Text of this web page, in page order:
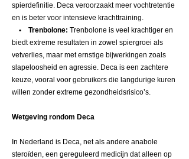
spierdefinitie. Deca veroorzaakt meer vochtretentie
en is beter voor intensieve krachttraining.
• Trenbolone: Trenbolone is veel krachtiger en
biedt extreme resultaten in zowel spiergroei als
vetverlies, maar met ernstige bijwerkingen zoals
slapeloosheid en agressie. Deca is een zachtere
keuze, vooral voor gebruikers die langdurige kuren
willen zonder extreme gezondheidsrisico’s.
Wetgeving rondom Deca
In Nederland is Deca, net als andere anabole
steroïden, een gereguleerd medicijn dat alleen op